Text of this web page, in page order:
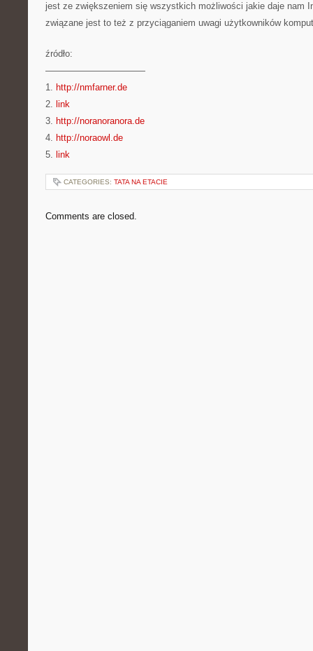
jest ze zwiększeniem się wszystkich możliwości jakie daje nam
związane jest to też z przyciąganiem uwagi użytkowników
źródło:
———————————
1. http://nmfarner.de
2. link
3. http://noranoranora.de
4. http://noraowl.de
5. link
CATEGORIES: TATA NA ETACIE
Comments are closed.